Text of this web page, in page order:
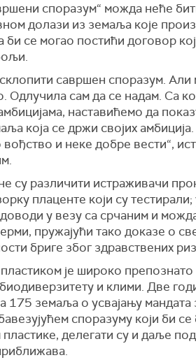
споразум“ можда неће
долази из земаља које
би се могао постићи договор
савршен споразум.
Одлучила самда се надам. Са
наставићемо да
која се држи својих
и неке добре вести“,
су различити истраживачи
плаценте који су
доводи у везу са срчаним и
пружајући тако доказе о
бриге због здравствених
пластиком је широко препознато
и клими. Две
175 земаља о усвајању
споразуму који би
делегати су и даље